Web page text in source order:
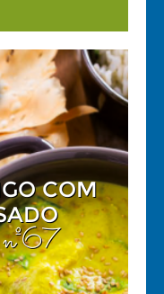
COM
nº67